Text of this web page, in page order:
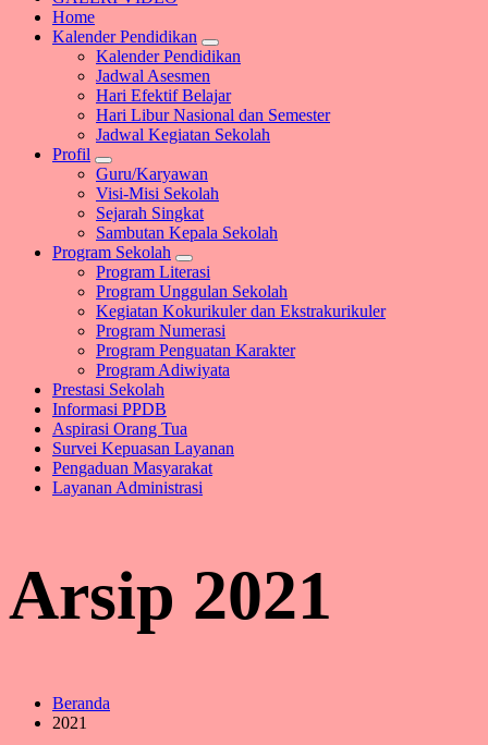
Home
Kalender Pendidikan
Kalender Pendidikan
Jadwal Asesmen
Hari Efektif Belajar
Hari Libur Nasional dan Semester
Jadwal Kegiatan Sekolah
Profil
Guru/Karyawan
Visi-Misi Sekolah
Sejarah Singkat
Sambutan Kepala Sekolah
Program Sekolah
Program Literasi
Program Unggulan Sekolah
Kegiatan Kokurikuler dan Ekstrakurikuler
Program Numerasi
Program Penguatan Karakter
Program Adiwiyata
Prestasi Sekolah
Informasi PPDB
Aspirasi Orang Tua
Survei Kepuasan Layanan
Pengaduan Masyarakat
Layanan Administrasi
Arsip 2021
Beranda
2021